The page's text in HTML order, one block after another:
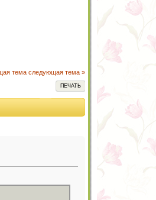
тема следующая тема »
ПЕЧАТЬ